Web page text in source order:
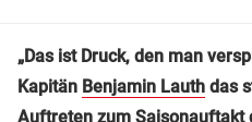
„Das ist Druck, den man
Kapitän Benjamin Lauth das
Auftreten zum Saisonauftakt